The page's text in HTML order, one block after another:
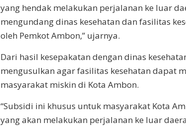
yang hendak melakukan perjalanan ke luar
mengundang dinas kesehatan dan fasilitas
oleh Pemkot Ambon,” ujarnya.
Dari hasil kesepakatan dengan dinas
mengusulkan agar fasilitas kesehatan dapat
masyarakat miskin di Kota Ambon.
“Subsidi ini khusus untuk masyarakat Kota
yang akan melakukan perjalanan ke luar